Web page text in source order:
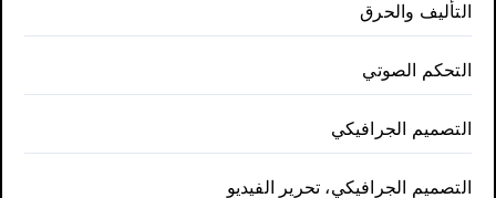
التأليف والحرق
التحكم الصوتي
التصميم الجرافيكي
التصميم الجرافيكي، تحرير الفيديو